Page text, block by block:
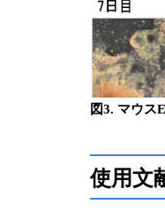
図3. マウス
使用文